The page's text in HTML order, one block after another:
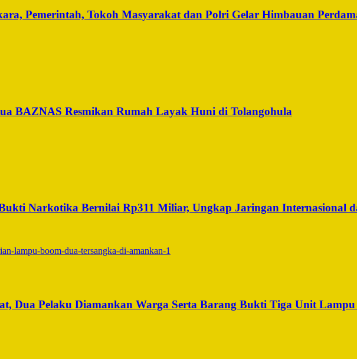
Pemerintah, Tokoh Masyarakat dan Polri Gelar Himbauan
BAZNAS Resmikan Rumah Layak Huni di Tolangohula
Narkotika Bernilai Rp311 Miliar, Ungkap Jaringan Internasional
Dua Pelaku Diamankan Warga Serta Barang Bukti Tiga Unit Lampu